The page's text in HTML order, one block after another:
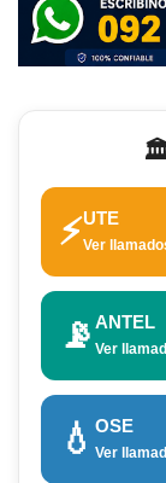
🏛️
⚡UTE
Ver
📡 ANTEL
Ver
💧 OSE
Ver